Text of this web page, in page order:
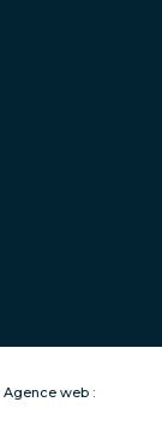
Agence web :